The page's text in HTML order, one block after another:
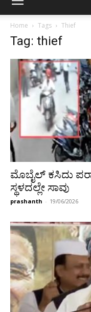
Home Tags Thief
Tag: thief
ಮೊಬೈಲ್ ಕಸಿದು
ಸ್ಥಳದಲ್ಲೇ ಸಾವು
prashanth - 19/06/2026